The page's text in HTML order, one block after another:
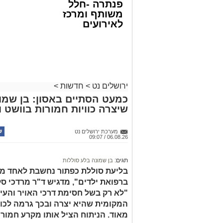
בפעילות בלשי תחנת לב הבירה שביצעו
החשודים הועברו לחקירה, ובית
לתאריך 6.8.26.
בפעילות נוספת של בלשי תחנת בית
בסחר בסמים, זוהו על פי החשד שתי
העיר ירושלים נעצרה והועברה להמשיך
מעצרם של החשודים הוארך בבית המשפט.
פנתרה -חלל
משותף ומרכז
לאירועים
ירושלים נט > חדשות >
כמעט הסתיים באסון: בן
שיצרה כוויות חמורות בוושט
מערכת ירושלים נט
06.08.26 / 09:07
תגים: בן שמונה בלע סוללות
בליעת סוללת כפתור נחשבת לאחד
ברפואת ילדים", מדגיש ד"ר מרדכי
"לא רק בשל חסימת דרכי האויר
המקומית שהיא יצרה ובכך גרמה
מאוד. הניתוח הציל אותו מקרע